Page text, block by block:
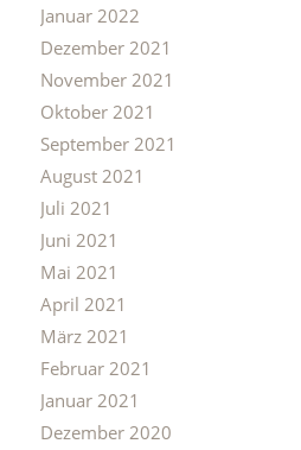
Januar 2022
Dezember 2021
November 2021
Oktober 2021
September 2021
August 2021
Juli 2021
Juni 2021
Mai 2021
April 2021
März 2021
Februar 2021
Januar 2021
Dezember 2020